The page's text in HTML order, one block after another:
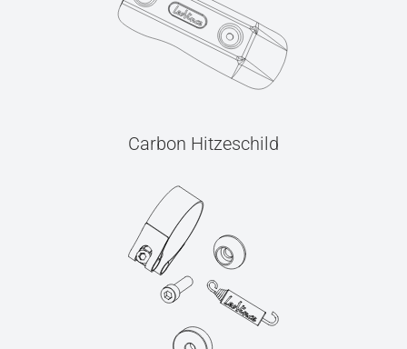
Carbon Hitzeschild